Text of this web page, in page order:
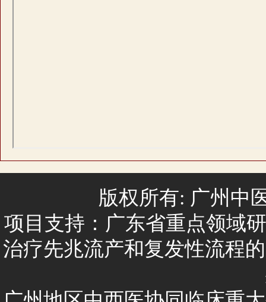
版权所有: 广州中
项目支持：广东省重点领域
治疗先兆流产和复发性流程